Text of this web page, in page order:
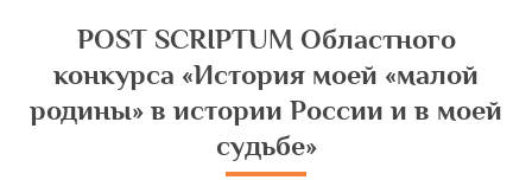
POST SCRIPTUM Областного
конкурса «История моей «малой
родины» в истории России и в моей
судьбе»